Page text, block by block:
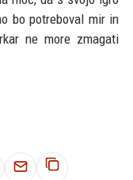
bo potreboval mir in
ne more zmagati